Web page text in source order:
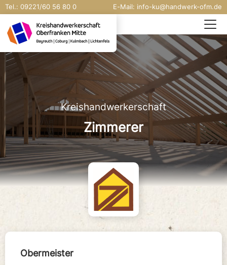
Tel.: 09221/60 56 80 0 E-Mail: info-ku@handwerk-ofm.de
Kreishandwerkerschaft
Zimmerer
Obermeister